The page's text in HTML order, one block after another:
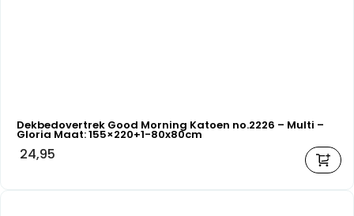
Dekbedovertrek Good Morning Katoen no.2226 – Multi –
Gloria Maat: 155×220+1-80x80cm
24,95